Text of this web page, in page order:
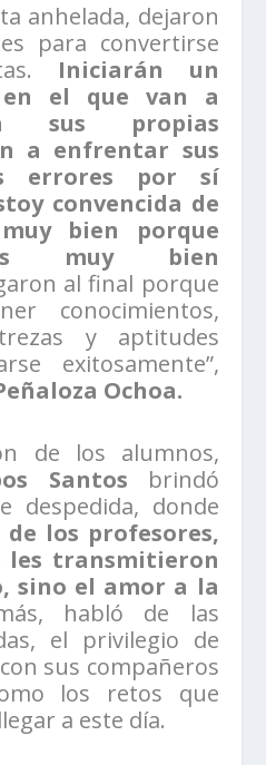
anhelada, dejaron
para convertirse
Iniciarán un
en el que van a
sus propias
a enfrentar sus
errores por sí
convencida de
bien porque
muy bien
al final porque
conocimientos,
y aptitudes
exitosamente”,
Ochoa.
de los alumnos,
Santos brindó
despedida, donde
los profesores,
les transmitieron
sino el amor a la
habló de las
el privilegio de
sus compañeros
los retos que
a este día.